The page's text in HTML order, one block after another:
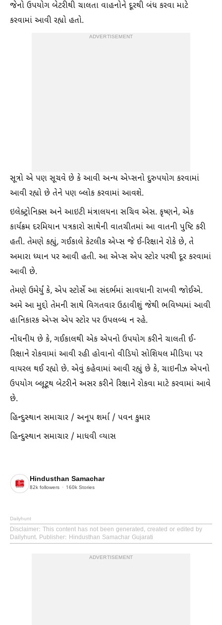
જેનો ઉપયોગ બેટરીથી ચાલતા વાહનોને દૂરથી બંધ કરવા માટે
કરવામાં આવી રહ્યો હતો.
ADVERTISEMENT
સૂત્રો એ પણ સૂચવે છે કે આવી અન્ય એપ્સનો દુરુપયોગ કરવામાં
આવી રહ્યો છે તેને પણ બ્લોક કરવામાં આવશે.
ઇલેક્ટ્રોનિક્સ અને આઇટી મંત્રાલયના સચિવ એસ. કૃષ્ણને, એક
કાર્યક્રમ દરમિયાન પત્રકારો સાથેની વાતચીતમાં આ વાતની પુષ્ટિ કરી
હતી. તેમણે કહ્યું, ગઈકાલે કેટલીક એપ્સ જે ઈ-રિક્ષાને રોકે છે, તે
અમારા ધ્યાન પર આવી હતી. આ એપ્સ એપ સ્ટોર પરથી દૂર કરવામાં
આવી છે.
તેમણે ઉમેર્યું કે, એપ સ્ટોર્સે આ સંદર્ભમાં સાવધાની રાખવી જોઈએ.
અમે આ મુદ્દો તેમની સાથે વિગતવાર ઉઠાવીશું જેથી ભવિષ્યમાં આવી
હાનિકારક એપ્સ એપ સ્ટોર પર ઉપલબ્ધ ન રહે.
નોંધનીય છે કે, ગઈકાલથી એક એપનો ઉપયોગ કરીને ચાલતી ઈ-
રિક્ષાને રોકવામાં આવી રહી હોવાનો વીડિયો સોશિયલ મીડિયા પર
વાયરલ થઈ રહ્યો છે. એવું કહેવામાં આવી રહ્યું છે કે, ચાઇનીઝ એપનો
ઉપયોગ બ્લૂટૂથ બેટરીને અસર કરીને રિક્ષાને રોકવા માટે કરવામાં આવે
છે.
હિન્દુસ્થાન સમાચાર / અનૂપ શર્મા / પવન કુમાર
હિન્દુસ્થાન સમાચાર / માધવી વ્યાસ
Hindusthan Samachar
82k followers 160k Stories
Dailyhunt
Disclaimer: This content has not been generated, created or edited by
Dailyhunt. Publisher: Hindusthan Samachar Gujarati
ADVERTISEMENT